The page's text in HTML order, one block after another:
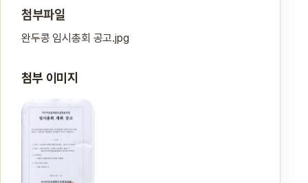
첨부파일
완두콩 임시총회 공고.jpg
첨부 이미지